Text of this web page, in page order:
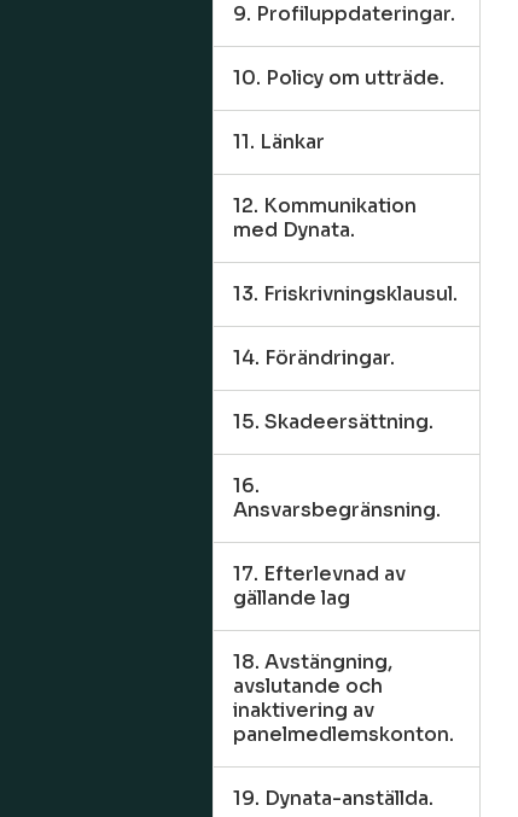
9. Profiluppdateringar.
10. Policy om utträde.
11. Länkar
12. Kommunikation
med Dynata.
13. Friskrivningsklausul.
14. Förändringar.
15. Skadeersättning.
16.
Ansvarsbegränsning.
17. Efterlevnad av
gällande lag
18. Avstängning,
avslutande och
inaktivering av
panelmedlemskonton.
19. Dynata-anställda.